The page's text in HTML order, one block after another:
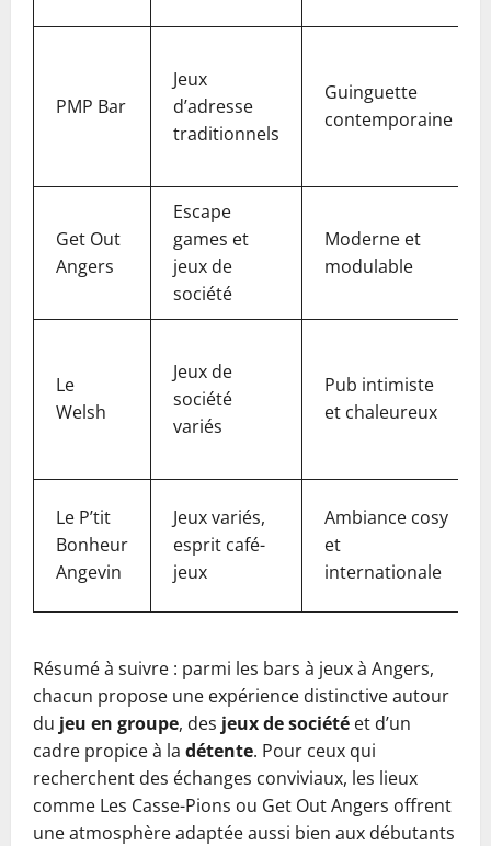
PMP Bar
Jeux
d’adresse
traditionnels
Guinguette
contemporaine
Get Out
Angers
Escape
games et
jeux de
société
Moderne et
modulable
Le
Welsh
Jeux de
société
variés
Pub intimiste
et chaleureux
Le P’tit
Bonheur
Angevin
Jeux variés,
esprit café-
jeux
Ambiance cosy
et
internationale
Résumé à suivre : parmi les bars à jeux à Angers,
chacun propose une expérience distinctive autour
du jeu en groupe, des jeux de société et d’un
cadre propice à la détente. Pour ceux qui
recherchent des échanges conviviaux, les lieux
comme Les Casse-Pions ou Get Out Angers offrent
une atmosphère adaptée aussi bien aux débutants